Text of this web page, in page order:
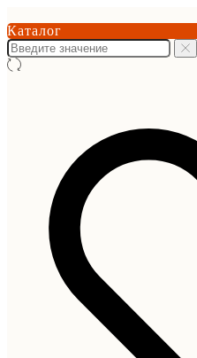
Каталог